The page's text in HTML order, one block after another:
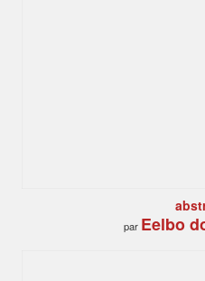
par Eelbo